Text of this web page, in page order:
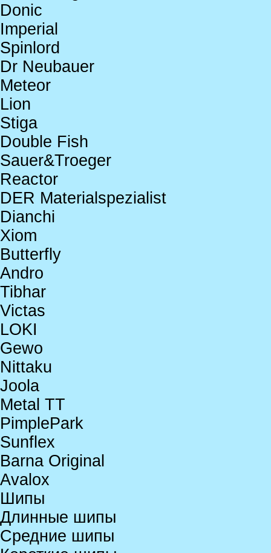
Donic
Imperial
Spinlord
Dr Neubauer
Meteor
Lion
Stiga
Double Fish
Sauer&Troeger
Reactor
DER Materialspezialist
Dianchi
Xiom
Butterfly
Andro
Tibhar
Victas
LOKI
Gewo
Nittaku
Joola
Metal TT
PimplePark
Sunflex
Barna Original
Avalox
Шипы
Длинные шипы
Средние шипы